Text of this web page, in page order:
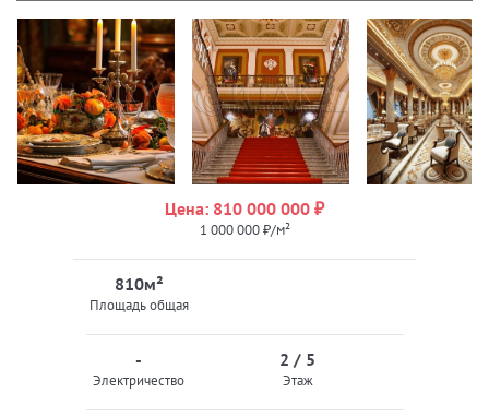
Цена: 810 000 000 ₽
1 000 000 ₽/м²
810м²
Площадь общая
-
Электричество
2 / 5
Этаж